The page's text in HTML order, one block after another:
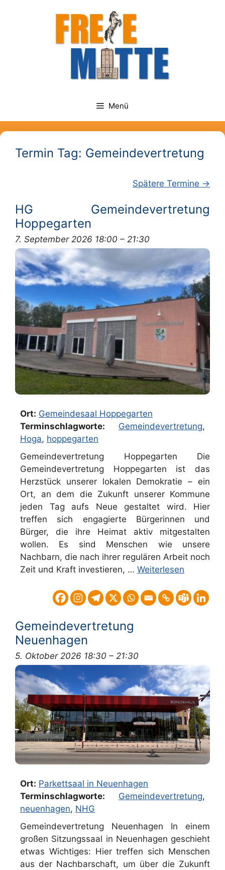
Menü
Termin Tag: Gemeindevertretung
Spätere Termine →
HG Gemeindevertretung
Hoppegarten
7. September 2026 18:00 – 21:30
Ort: Gemeindesaal Hoppegarten
Terminschlagworte:
Gemeindevertretung,
Hoga, hoppegarten
Gemeindevertretung Hoppegarten Die
Gemeindevertretung Hoppegarten ist das
Herzstück unserer lokalen Demokratie – ein
Ort, an dem die Zukunft unserer Kommune
jeden Tag aufs Neue gestaltet wird. Hier
treffen sich engagierte Bürgerinnen und
Bürger, die ihre Heimat aktiv mitgestalten
wollen. Es sind Menschen wie unsere
Nachbarn, die nach ihrer regulären Arbeit noch
Zeit und Kraft investieren, … Weiterlesen
Gemeindevertretung
Neuenhagen
5. Oktober 2026 18:30 – 21:30
Ort: Parkettsaal in Neuenhagen
Terminschlagworte:
Gemeindevertretung,
neuenhagen, NHG
Gemeindevertretung Neuenhagen In einem
großen Sitzungssaal in Neuenhagen geschieht
etwas Wichtiges: Hier treffen sich Menschen
aus der Nachbarschaft, um über die Zukunft